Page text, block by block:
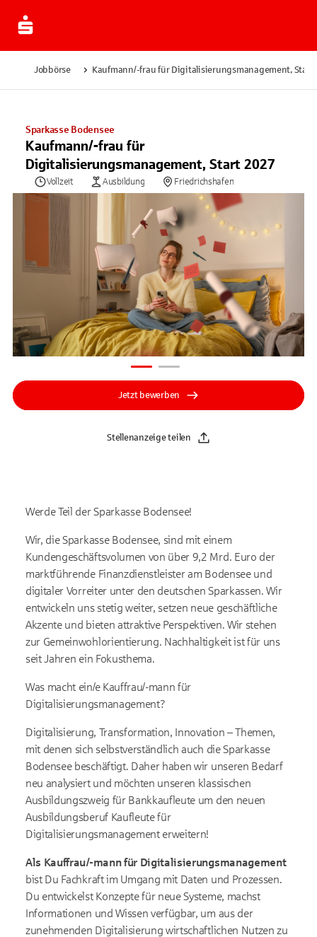
Jobbörse Kaufmann/-frau für Digitalisierungsmanagement, Start
Sparkasse Bodensee
Kaufmann/-frau für
Digitalisierungsmanagement, Start 2027
Vollzeit Ausbildung Friedrichshafen
Jetzt bewerben
Stellenanzeige teilen
Werde Teil der Sparkasse Bodensee!
Wir, die Sparkasse Bodensee, sind mit einem
Kundengeschäftsvolumen von über 9,2 Mrd. Euro der
marktführende Finanzdienstleister am Bodensee und
digitaler Vorreiter unter den deutschen Sparkassen. Wir
entwickeln uns stetig weiter, setzen neue geschäftliche
Akzente und bieten attraktive Perspektiven. Wir stehen
zur Gemeinwohlorientierung. Nachhaltigkeit ist für uns
seit Jahren ein Fokusthema.
Was macht ein/e Kauffrau/-mann für
Digitalisierungsmanagement?
Digitalisierung, Transformation, Innovation – Themen,
mit denen sich selbstverständlich auch die Sparkasse
Bodensee beschäftigt. Daher haben wir unseren Bedarf
neu analysiert und möchten unseren klassischen
Ausbildungszweig für Bankkaufleute um den neuen
Ausbildungsberuf Kaufleute für
Digitalisierungsmanagement erweitern!
Als Kauffrau/-mann für Digitalisierungsmanagement
bist Du Fachkraft im Umgang mit Daten und Prozessen.
Du entwickelst Konzepte für neue Systeme, machst
Informationen und Wissen verfügbar, um aus der
zunehmenden Digitalisierung wirtschaftlichen Nutzen zu